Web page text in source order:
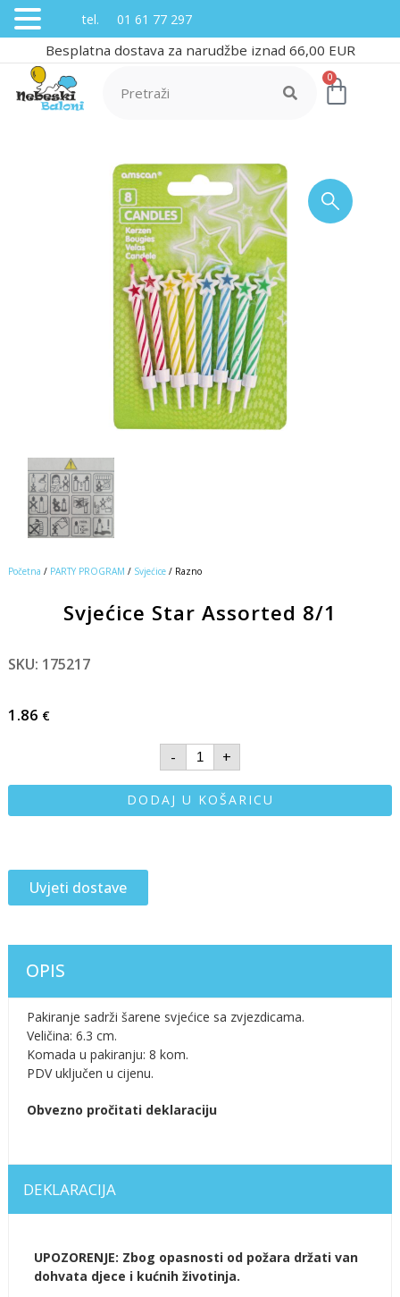
Besplatna dostava za narudžbe iznad 66,00 EUR
0
Početna / PARTY PROGRAM / Svjećice/ Razno
Svjećice Star Assorted 8/1
SKU: 175217
1.86 €
- +
DODAJ U KOŠARICU
Uvjeti dostave
OPIS
Pakiranje sadrži šarene svjećice sa zvjezdicama.
Veličina: 6.3 cm.
Komada u pakiranju: 8 kom.
PDV uključen u cijenu.
Obvezno pročitati deklaraciju
DEKLARACIJA
UPOZORENJE: Zbog opasnosti od požara držati van
dohvata djece i kućnih životinja.
tel. 01 61 77 297